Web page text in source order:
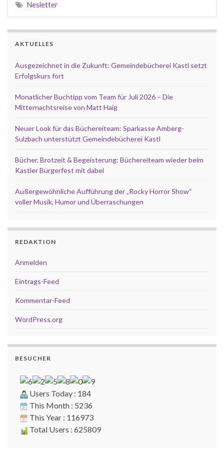
Nesletter
AKTUELLES
Ausgezeichnet in die Zukunft: Gemeindebücherei Kastl setzt
Erfolgskurs fort
Monatlicher Buchtipp vom Team für Juli 2026 – Die
Mitternachtsreise von Matt Haig
Neuer Look für das Büchereiteam: Sparkasse Amberg-
Sulzbach unterstützt Gemeindebücherei Kastl
Bücher, Brotzeit & Begeisterung: Büchereiteam wieder beim
Kastler Bürgerfest mit dabei
Außergewöhnliche Aufführung der „Rocky Horror Show“
voller Musik, Humor und Überraschungen
REDAKTION
Anmelden
Eintrags-Feed
Kommentar-Feed
WordPress.org
BESUCHER
Users Today : 184
This Month : 5236
This Year : 116973
Total Users : 625809